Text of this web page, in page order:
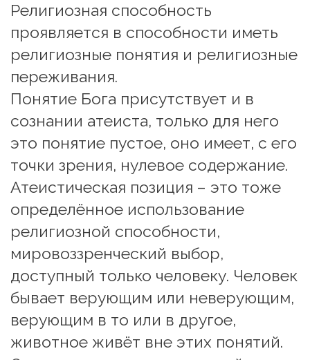
Религиозная способность
проявляется в способности иметь
религиозные понятия и религиозные
переживания.
Понятие Бога присутствует и в
сознании атеиста, только для него
это понятие пустое, оно имеет, с его
точки зрения, нулевое содержание.
Атеистическая позиция – это тоже
определённое использование
религиозной способности,
мировоззренческий выбор,
доступный только человеку. Человек
бывает верующим или неверующим,
верующим в то или в другое,
животное живёт вне этих понятий.